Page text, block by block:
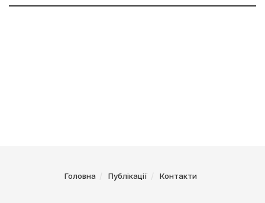
Головна Публікації Контакти